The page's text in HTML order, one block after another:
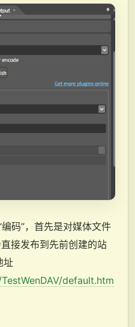
码”，首先是对媒体文件
接发布到先前创建的站
址
default.htm